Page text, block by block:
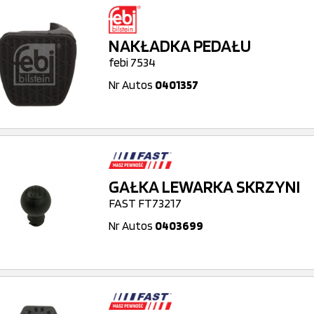
NAKŁADKA PEDAŁU
febi 7534
Nr Autos 0401357
GAŁKA LEWARKA SKRZYNI
FAST FT73217
Nr Autos 0403699